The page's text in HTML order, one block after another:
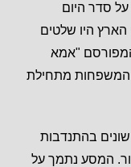
סדר היום
היו שלטים
"אמא
המשפחות מתחילת
בהתנדבות
המסע נתמך על